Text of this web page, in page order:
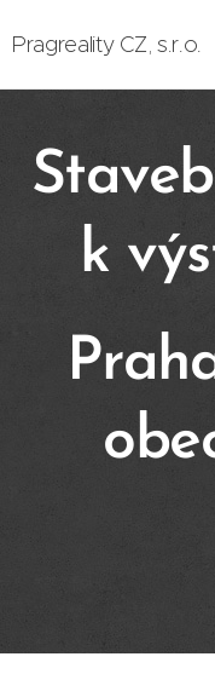
Pragreality CZ, s.r.o.
k